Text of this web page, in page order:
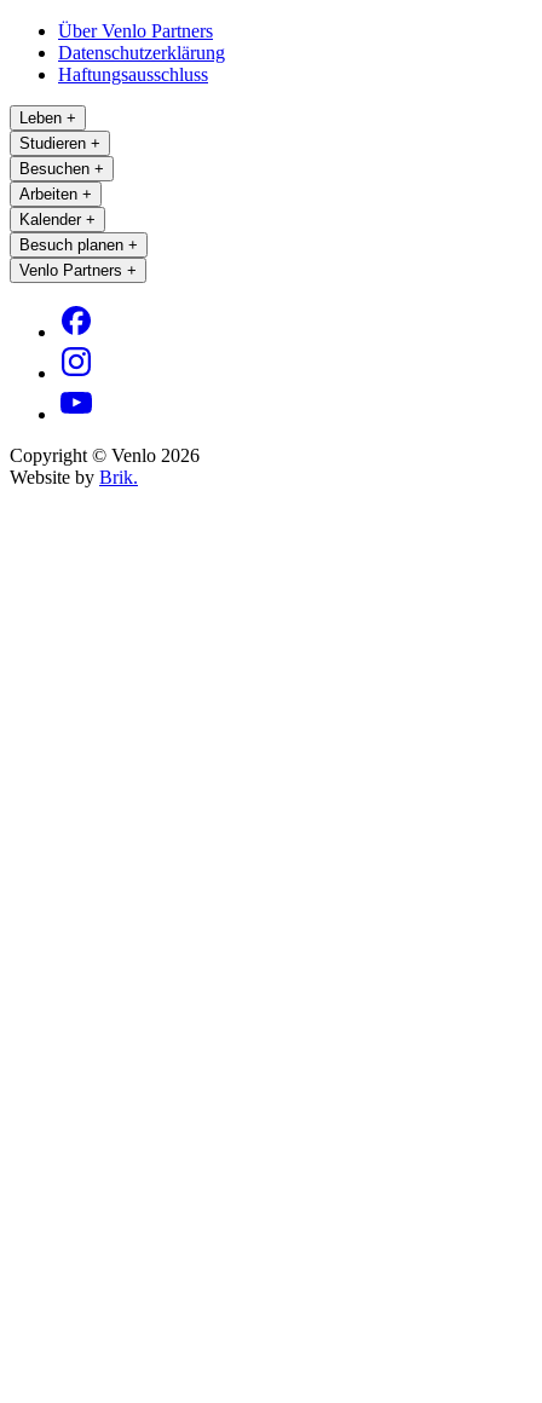
Über Venlo Partners
Datenschutzerklärung
Haftungsausschluss
Leben +
Studieren +
Besuchen +
Arbeiten +
Kalender +
Besuch planen +
Venlo Partners +
Copyright © Venlo 2026
Website by Brik.